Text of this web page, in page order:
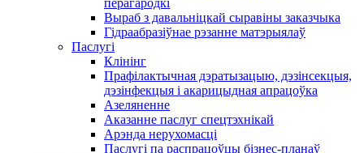
перагародкі
Выраб з давальніцкай сыравіны заказчыка
Гідраабразіўнае рэзанне матэрыялаў
Паслугі
Клінінг
Прафілактычная дэратызацыю, дэзiнсекцыя,
дэзінфекцыя і акарицыдная апрацоўка
Азеляненне
Аказанне паслуг спецтэхнікай
Арэнда нерухомасці
Паслугі па распрацоўцы бізнес-планаў